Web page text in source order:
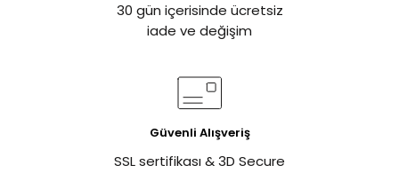
30 gün içerisinde ücretsiz
iade ve değişim
Güvenli Alışveriş
SSL sertifikası & 3D Secure